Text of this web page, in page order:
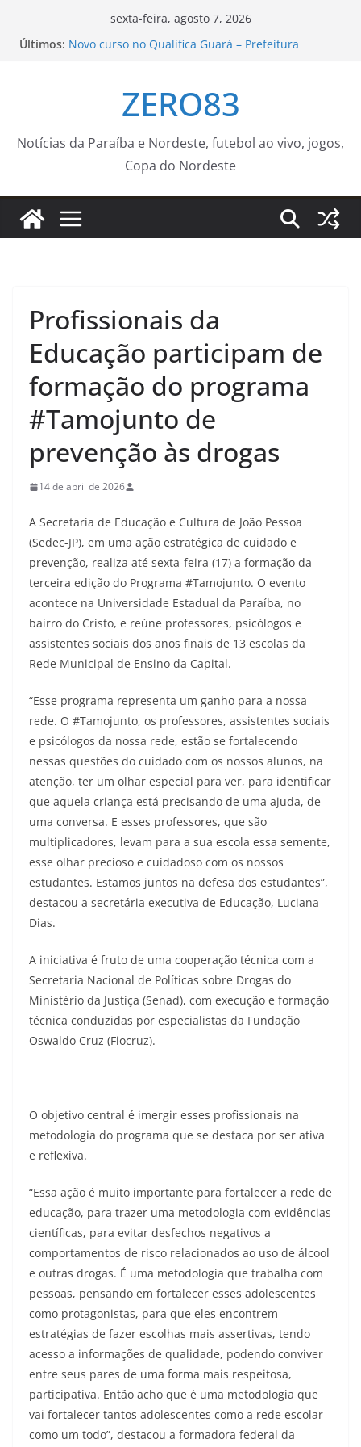
sexta-feira, agosto 7, 2026
Últimos: Novo curso no Qualifica Guará – Prefeitura
celebram aniversário de 372 anos de Sorocaba –
Agência de Notícias
avião da Voepass
IFSP debate políticas culturais e troca
experiências no Forcult Sudeste – IFSP
buraco e outros serviços de manutenção em 53
bairros
ZERO83
Notícias da Paraíba e Nordeste, futebol ao vivo, jogos,
Copa do Nordeste
Profissionais da
Educação participam de
formação do programa
#Tamojunto de
prevenção às drogas
14 de abril de 2026
A Secretaria de Educação e Cultura de João Pessoa
(Sedec-JP), em uma ação estratégica de cuidado e
prevenção, realiza até sexta-feira (17) a formação da
terceira edição do Programa #Tamojunto. O evento
acontece na Universidade Estadual da Paraíba, no
bairro do Cristo, e reúne professores, psicólogos e
assistentes sociais dos anos finais de 13 escolas da
Rede Municipal de Ensino da Capital.
“Esse programa representa um ganho para a nossa
rede. O #Tamojunto, os professores, assistentes sociais
e psicólogos da nossa rede, estão se fortalecendo
nessas questões do cuidado com os nossos alunos, na
atenção, ter um olhar especial para ver, para identificar
que aquela criança está precisando de uma ajuda, de
uma conversa. E esses professores, que são
multiplicadores, levam para a sua escola essa semente,
esse olhar precioso e cuidadoso com os nossos
estudantes. Estamos juntos na defesa dos estudantes”,
destacou a secretária executiva de Educação, Luciana
Dias.
A iniciativa é fruto de uma cooperação técnica com a
Secretaria Nacional de Políticas sobre Drogas do
Ministério da Justiça (Senad), com execução e formação
técnica conduzidas por especialistas da Fundação
Oswaldo Cruz (Fiocruz).
​O objetivo central é imergir esses profissionais na
metodologia do programa que se destaca por ser ativa
e reflexiva.
“Essa ação é muito importante para fortalecer a rede de
educação, para trazer uma metodologia com evidências
científicas, para evitar desfechos negativos a
comportamentos de risco relacionados ao uso de álcool
e outras drogas. É uma metodologia que trabalha com
pessoas, pensando em fortalecer esses adolescentes
como protagonistas, para que eles encontrem
estratégias de fazer escolhas mais assertivas, tendo
acesso a informações de qualidade, podendo conviver
entre seus pares de uma forma mais respeitosa,
participativa. Então acho que é uma metodologia que
vai fortalecer tantos adolescentes como a rede escolar
como um todo”, destacou a formadora federal da